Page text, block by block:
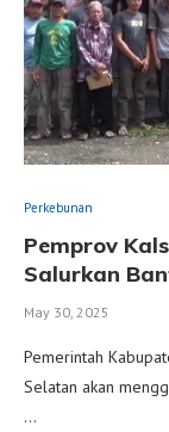
Perkebunan
Pemprov
Salurkan
May 30, 2025
Pemerintah
Selatan akan
…